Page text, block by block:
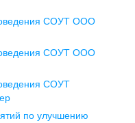
СОУТ ООО
СОУТ ООО
СОУТ
по улучшению